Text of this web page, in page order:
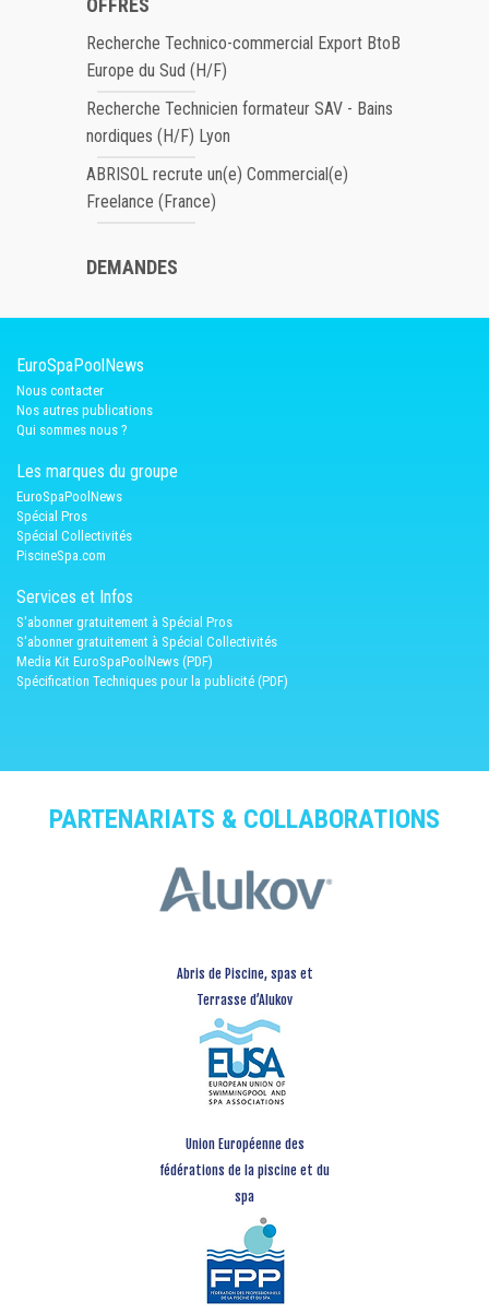
OFFRES
Recherche Technico-commercial Export BtoB
Europe du Sud (H/F)
Recherche Technicien formateur SAV - Bains
nordiques (H/F) Lyon
ABRISOL recrute un(e) Commercial(e)
Freelance (France)
DEMANDES
EuroSpaPoolNews
Nous contacter
Nos autres publications
Qui sommes nous ?
Les marques du groupe
EuroSpaPoolNews
Spécial Pros
Spécial Collectivités
PiscineSpa.com
Services et Infos
S'abonner gratuitement à Spécial Pros
S'abonner gratuitement à Spécial Collectivités
Media Kit EuroSpaPoolNews (PDF)
Spécification Techniques pour la publicité (PDF)
PARTENARIATS & COLLABORATIONS
Abris de Piscine, spas et
Terrasse d’Alukov
Union Européenne des
fédérations de la piscine et du
spa